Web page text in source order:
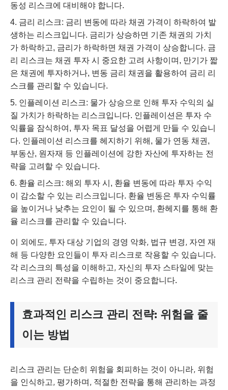
동성 리스크에 대비해야 합니다.
금리 리스크: 금리 변동에 따라 채권 가격이 하락하여 발
생하는 리스크입니다. 금리가 상승하면 기존 채권의 가치
가 하락하고, 금리가 하락하면 채권 가격이 상승합니다. 금
리 리스크는 채권 투자 시 중요한 고려 사항이며, 만기가 짧
은 채권에 투자하거나, 변동 금리 채권을 활용하여 금리 리
스크를 관리할 수 있습니다.
인플레이션 리스크: 물가 상승으로 인해 투자 수익의 실
질 가치가 하락하는 리스크입니다. 인플레이션은 투자 수
익률을 잠식하여, 투자 목표 달성을 어렵게 만들 수 있습니
다. 인플레이션 리스크를 헤지하기 위해, 물가 연동 채권,
부동산, 원자재 등 인플레이션에 강한 자산에 투자하는 전
략을 고려할 수 있습니다.
환율 리스크: 해외 투자 시, 환율 변동에 따라 투자 수익
이 감소할 수 있는 리스크입니다. 환율 변동은 투자 수익률
을 높이거나 낮추는 요인이 될 수 있으며, 환헤지를 통해 환
율 리스크를 관리할 수 있습니다.
이 외에도, 투자 대상 기업의 경영 악화, 법규 변경, 자연 재
해 등 다양한 요인들이 투자 리스크로 작용할 수 있습니다.
각 리스크의 특성을 이해하고, 자신의 투자 스타일에 맞는
리스크 관리 전략을 수립하는 것이 중요합니다.
효과적인 리스크 관리 전략: 위험을 줄
이는 방법
리스크 관리는 단순히 위험을 회피하는 것이 아니라, 위험
을 인식하고, 평가하며, 적절한 전략을 통해 관리하는 과정